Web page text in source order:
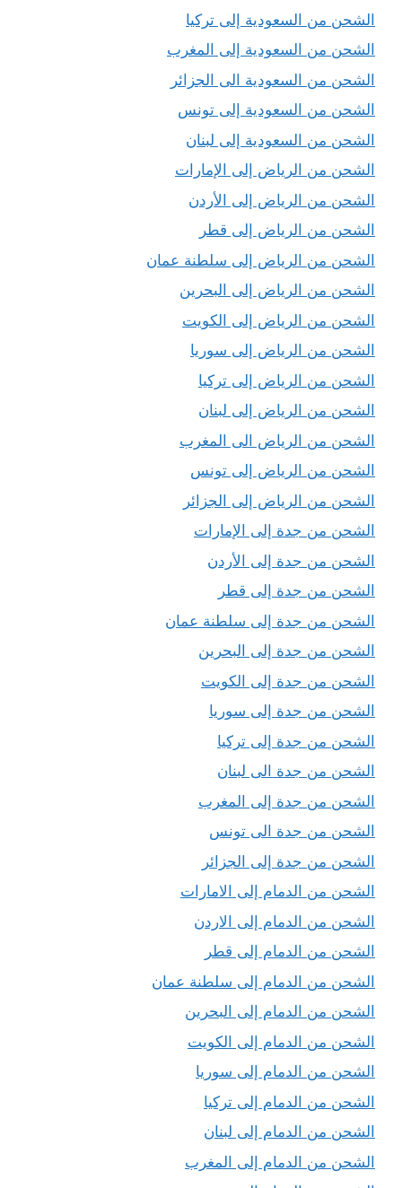
الشحن من السعودية إلى تركيا
الشحن من السعودية إلى المغرب
الشحن من السعودية الى الجزائر
الشحن من السعودية إلى تونس
الشحن من السعودية إلى لبنان
الشحن من الرياض إلى الإمارات
الشحن من الرياض إلى الأردن
الشحن من الرياض إلى قطر
الشحن من الرياض إلى سلطنة عمان
الشحن من الرياض إلى البحرين
الشحن من الرياض إلى الكويت
الشحن من الرياض إلى سوريا
الشحن من الرياض إلى تركيا
الشحن من الرياض إلى لبنان
الشحن من الرياض الى المغرب
الشحن من الرياض إلى تونس
الشحن من الرياض إلى الجزائر
الشحن من جدة إلى الإمارات
الشحن من جدة إلى الأردن
الشحن من جدة إلى قطر
الشحن من جدة إلى سلطنة عمان
الشحن من جدة إلى البحرين
الشحن من جدة إلى الكويت
الشحن من جدة إلى سوريا
الشحن من جدة إلى تركيا
الشحن من جدة الى لبنان
الشحن من جدة إلى المغرب
الشحن من جدة الى تونس
الشحن من جدة إلى الجزائر
الشحن من الدمام إلى الامارات
الشحن من الدمام إلى الاردن
الشحن من الدمام إلى قطر
الشحن من الدمام إلى سلطنة عمان
الشحن من الدمام إلى البحرين
الشحن من الدمام إلى الكويت
الشحن من الدمام إلى سوريا
الشحن من الدمام إلى تركيا
الشحن من الدمام إلى لبنان
الشحن من الدمام إلى المغرب